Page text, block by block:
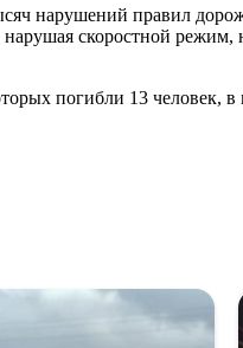
нарушений правил
скоростной
погибли 13 человек,